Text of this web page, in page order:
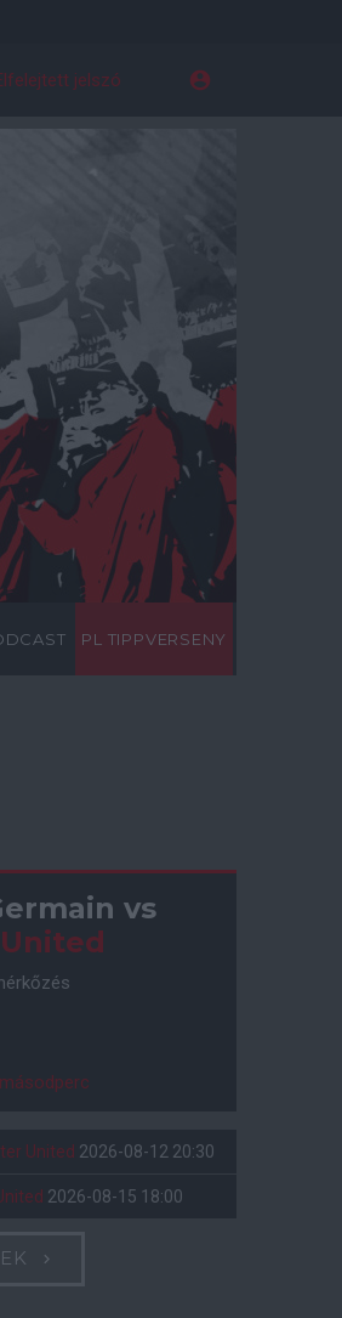
jelszó
PL TIPPVERSENY
vs
United 2026-08-12 20:30
2026-08-15 18:00